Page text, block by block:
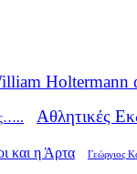
Holtermann
Αθλητικές
και η Άρτα Γεώργιος